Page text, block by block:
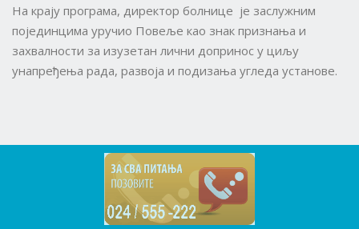
На крају програма, директор болнице је заслужним
појединцима уручио Повеље као знак признања и
захвалности за изузетан лични допринос у циљу
унапређења рада, развоја и подизања угледа установе.